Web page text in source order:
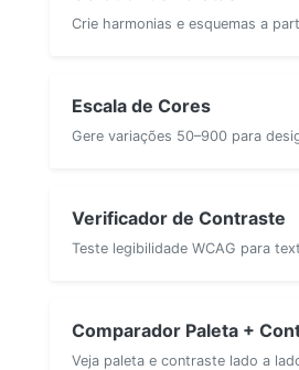
Crie harmonias e esquemas a
Escala de Cores
Gere variações 50–900 para
Verificador de Contraste
Teste legibilidade WCAG para
Comparador Paleta +
Veja paleta e contraste lado a